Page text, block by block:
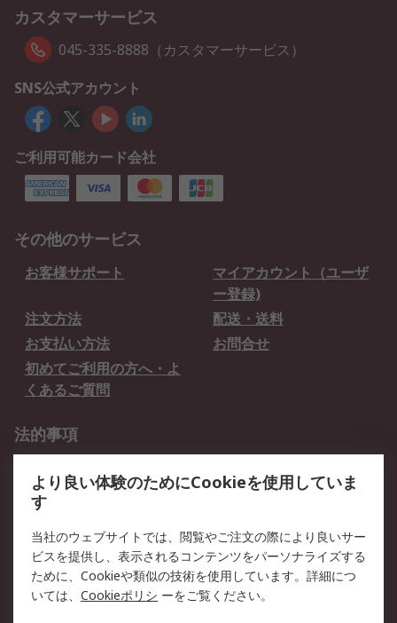
カスタマーサービス
045-335-8888（カスタマーサービス）
SNS公式アカウント
ご利用可能カード会社
その他のサービス
お客様サポート
マイアカウント（ユーザ
ー登録)
注文方法
配送・送料
お支払い方法
お問合せ
初めてご利用の方へ・よ
くあるご質問
法的事項
クッキーポリシー
RSについて
会社概要
採用情報
プレスリリース＆お知ら
コーポレートサイト
より良い体験のためにCookieを使用していま
す
当社のウェブサイトでは、閲覧やご注文の際により良いサー
ビスを提供し、表示されるコンテンツをパーソナライズする
ために、Cookieや類似の技術を使用しています。詳細につ
いては、 Cookieポリシ ーをご覧ください。